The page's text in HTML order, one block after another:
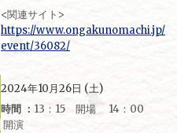
<関連サイト>
https://www.ongakunomachi.jp/
event/36082/
2024年10月26日 (土)
時間 ： 13：15 開場 14：00
開演